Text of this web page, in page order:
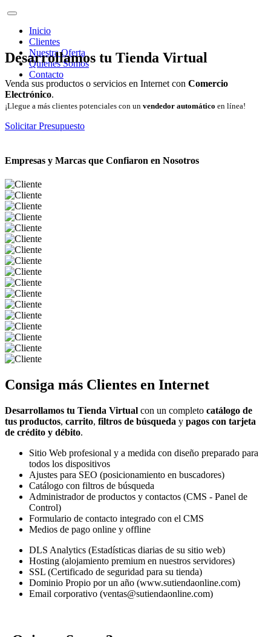
Inicio
Clientes
Nuestra Oferta
Quienes Somos
Contacto
Desarrollamos tu Tienda Virtual
Venda sus productos o servicios en Internet con Comercio
Electrónico.
¡Llegue a más clientes potenciales con un vendedor automático en línea!
Solicitar Presupuesto
Empresas y Marcas que Confiaron en Nosotros
Consiga más Clientes en Internet
Desarrollamos tu Tienda Virtual con un completo catálogo de
tus productos, carrito, filtros de búsqueda y pagos con tarjeta
de crédito y débito.
Sitio Web profesional y a medida con diseño preparado para
todos los dispositivos
Ajustes para SEO (posicionamiento en buscadores)
Catálogo con filtros de búsqueda
Administrador de productos y contactos (CMS - Panel de
Control)
Formulario de contacto integrado con el CMS
Medios de pago online y offline
DLS Analytics (Estadísticas diarias de su sitio web)
Hosting (alojamiento premium en nuestros servidores)
SSL (Certificado de seguridad para su tienda)
Dominio Propio por un año (www.sutiendaonline.com)
Email corporativo (ventas@sutiendaonline.com)